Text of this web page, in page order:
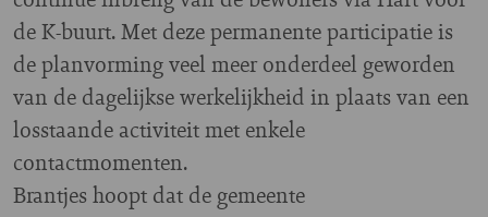
de K-buurt. Met deze permanente participatie is
de planvorming veel meer onderdeel geworden
van de dagelijkse werkelijkheid in plaats van een
losstaande activiteit met enkele
contactmomenten.
Brantjes hoopt dat de gemeente